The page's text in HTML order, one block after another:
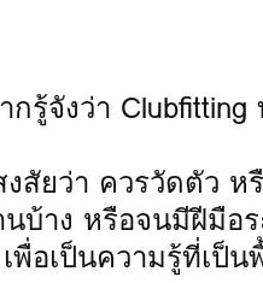
กรู้จังว่า
สัยว่า ควรวัดตัว
าง หรือจนมีฝีมือ
อเป็นความรู้ที่เป็